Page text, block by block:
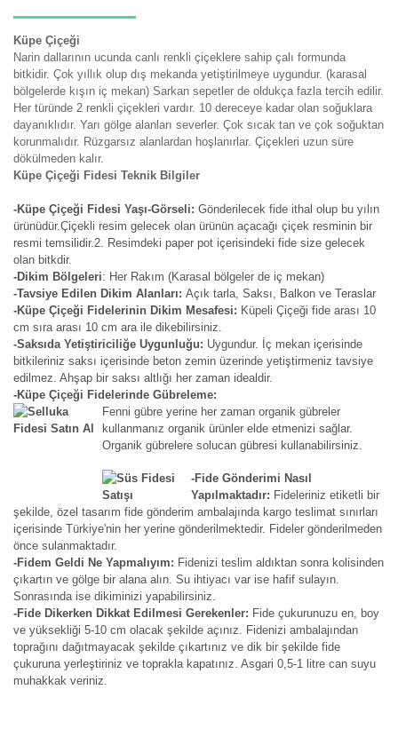
Küpe Çiçeği
Narin dallarının ucunda canlı renkli çiçeklere sahip çalı formunda
bitkidir. Çok yıllık olup dış mekanda yetiştirilmeye uygundur. (karasal
bölgelerde kışın iç mekan) Sarkan sepetler de oldukça fazla tercih edilir.
Her türünde 2 renkli çiçekleri vardır. 10 dereceye kadar olan soğuklara
dayanıklıdır. Yarı gölge alanları severler. Çok sıcak tan ve çok soğuktan
korunmalıdır. Rüzgarsız alanlardan hoşlanırlar. Çiçekleri uzun süre
dökülmeden kalır.
Küpe Çiçeği Fidesi Teknik Bilgiler
-Küpe Çiçeği Fidesi Yaşı-Görseli: Gönderilecek fide ithal olup bu yılın
ürünüdür.Çiçekli resim gelecek olan ürünün açacağı çiçek resminin bir
resmi temsilidir.2. Resimdeki paper pot içerisindeki fide size gelecek
olan bitkdir.
-Dikim Bölgeleri: Her Rakım (Karasal bölgeler de iç mekan)
-Tavsiye Edilen Dikim Alanları: Açık tarla, Saksı, Balkon ve Teraslar
-Küpe Çiçeği Fidelerinin Dikim Mesafesi: Küpeli Çiçeği fide arası 10
cm sıra arası 10 cm ara ile dikebilirsiniz.
-Saksıda Yetiştiriciliğe Uygunluğu: Uygundur. İç mekan içerisinde
bitkileriniz saksı içerisinde beton zemin üzerinde yetiştirmeniz tavsiye
edilmez. Ahşap bir saksı altlığı her zaman idealdir.
-Küpe Çiçeği Fidelerinde Gübreleme:
Fenni gübre yerine her zaman organik gübreler
kullanmanız organik ürünler elde etmenizi sağlar.
Organik gübrelere solucan gübresi kullanabilirsiniz.
-Fide Gönderimi Nasıl
Yapılmaktadır: Fideleriniz etiketli bir
şekilde, özel tasarım fide gönderim ambalajında kargo teslimat sınırları
içerisinde Türkiye'nin her yerine gönderilmektedir. Fideler gönderilmeden
önce sulanmaktadır.
-Fidem Geldi Ne Yapmalıyım: Fidenizi teslim aldıktan sonra kolisinden
çıkartın ve gölge bir alana alın. Su ihtiyacı var ise hafif sulayın.
Sonrasında ise dikiminizi yapabilirsiniz.
-Fide Dikerken Dikkat Edilmesi Gerekenler: Fide çukurunuzu en, boy
ve yüksekliği 5-10 cm olacak şekilde açınız. Fidenizi ambalajından
toprağını dağıtmayacak şekilde çıkartınız ve dik bir şekilde fide
çukuruna yerleştiriniz ve toprakla kapatınız. Asgari 0,5-1 litre can suyu
muhakkak veriniz.